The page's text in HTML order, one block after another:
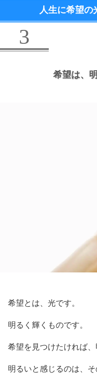
人生に希望の
3
希望は、
希望とは、光です。
明るく輝くものです。
希望を見つけたければ、
明るいと感じるのは、